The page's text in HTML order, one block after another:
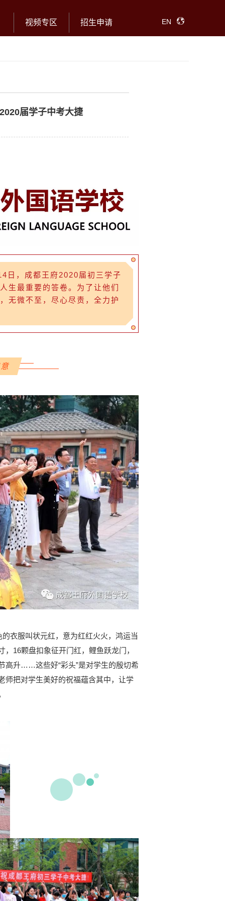
视频专区 招生申请 EN
届学子中考大捷
，成都王府2020届初三学子
生最重要的答卷。为了让他们
无微不至，尽心尽责，全力护
服叫状元红，意为红红火火，鸿运当
16颗盘扣象征开门红，鲤鱼跃龙门，
高升……这些好“彩头”是对学生的殷切希
师把对学生美好的祝福蕴含其中，让学